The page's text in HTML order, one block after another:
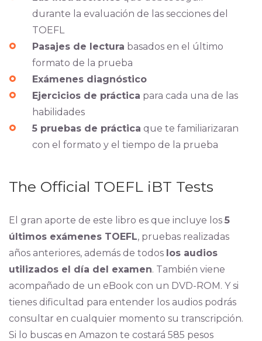
durante la evaluación de las secciones del
TOEFL
Pasajes de lectura basados en el último
formato de la prueba
Exámenes diagnóstico
Ejercicios de práctica para cada una de las
habilidades
5 pruebas de práctica que te familiarizaran
con el formato y el tiempo de la prueba
The Official TOEFL iBT Tests
El gran aporte de este libro es que incluye los 5
últimos exámenes TOEFL, pruebas realizadas
años anteriores, además de todos los audios
utilizados el día del examen. También viene
acompañado de un eBook con un DVD-ROM. Y si
tienes dificultad para entender los audios podrás
consultar en cualquier momento su transcripción.
Si lo buscas en Amazon te costará 585 pesos